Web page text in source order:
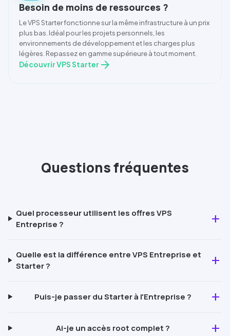
Besoin de moins de ressources ?
Le VPS Starter fonctionne sur la même infrastructure à un prix
plus bas. Idéal pour les projets personnels, les
environnements de développement et les charges plus
légères. Repassez en gamme supérieure à tout moment.
Découvrir VPS Starter arrow_forward
Questions fréquentes
Quel processeur utilisent les offres VPS
Entreprise ?
add
Quelle est la différence entre VPS Entreprise et
Starter? add
Puis-je passer duStarterà l'Entreprise ? add
Ai-je un accès root complet ? add